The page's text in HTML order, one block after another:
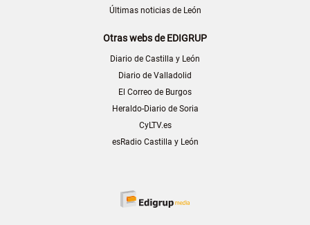
Últimas noticias de León
Otras webs de EDIGRUP
Diario de Castilla y León
Diario de Valladolid
El Correo de Burgos
Heraldo-Diario de Soria
CyLTV.es
esRadio Castilla y León